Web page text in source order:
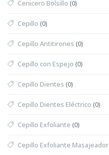
Cenicero Bolsillo (0)
Cepillo (0)
Cepillo Antitirones (0)
Cepillo con Espejo (0)
Cepillo Dientes (0)
Cepillo Dientes Eléctrico (0)
Cepillo Exfoliante (0)
Cepillo Exfoliante Masajeador